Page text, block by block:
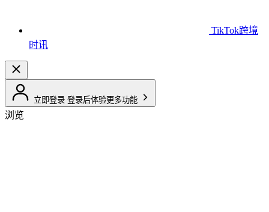
TikTok跨境
时讯
立即登录 登录后体验更多功能
浏览